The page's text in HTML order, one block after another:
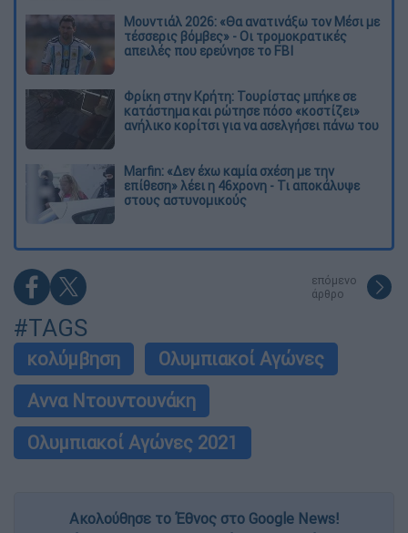
Μουντιάλ 2026: «Θα ανατινάξω τον Μέσι με
τέσσερις βόμβες» - Οι τρομοκρατικές
απειλές που ερεύνησε το FBI
Φρίκη στην Κρήτη: Τουρίστας μπήκε σε
κατάστημα και ρώτησε πόσο «κοστίζει»
ανήλικο κορίτσι για να ασελγήσει πάνω του
Marfin: «Δεν έχω καμία σχέση με την
επίθεση» λέει η 46χρονη - Τι αποκάλυψε
στους αστυνομικούς
επόμενο
άρθρο
#TAGS
κολύμβηση
Ολυμπιακοί Αγώνες
Αννα Ντουντουνάκη
Ολυμπιακοί Αγώνες 2021
Ακολούθησε το Έθνος στο Google News!